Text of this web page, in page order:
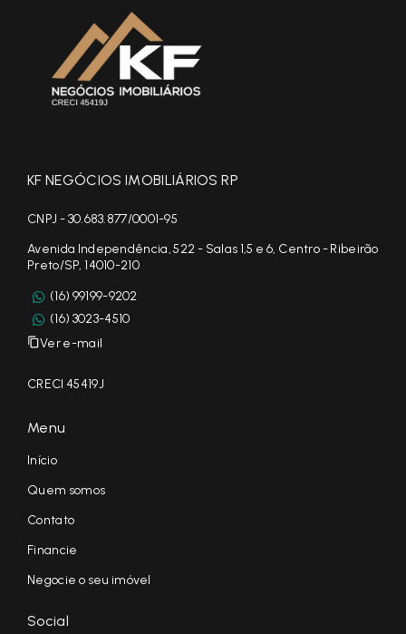
KF NEGÓCIOS IMOBILIÁRIOS RP
CNPJ - 30.683.877/0001-95
Avenida Independência, 522 - Salas 1,5 e 6, Centro - Ribeirão
Preto/SP, 14010-210
(16) 99199-9202
(16) 3023-4510
Ver e-mail
CRECI 45419J
Menu
Início
Quem somos
Contato
Financie
Negocie o seu imóvel
Social